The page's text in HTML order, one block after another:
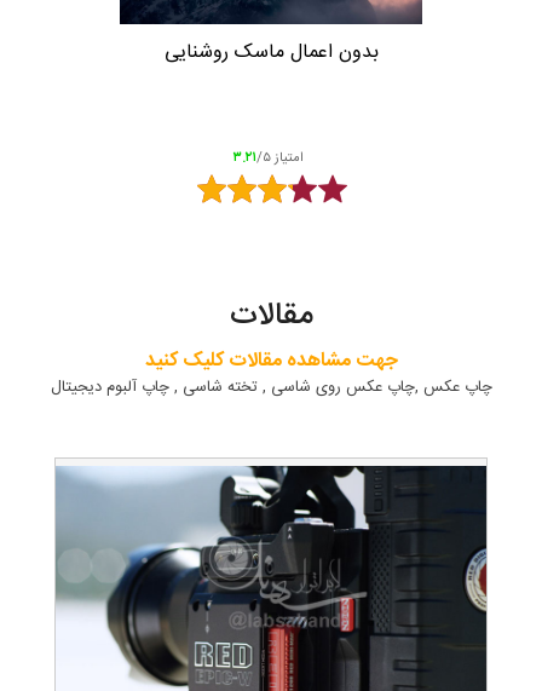
بدون اعمال ماسک روشنایی
امتیاز ۳.۲۱/۵
مقالات
جهت مشاهده مقالات کلیک کنید
چاپ عکس ,چاپ عکس روی شاسی , تخته شاسی , چاپ آلبوم دیجیتال